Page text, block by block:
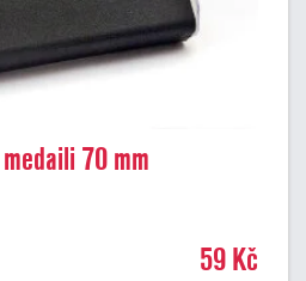
70 mm
59 Kč